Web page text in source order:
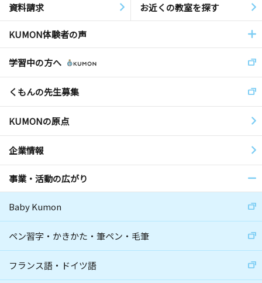
資料請求 お近くの教室を探す
KUMON体験者の声
学習中の方へ
くもんの先生募集
KUMONの原点
企業情報
事業・活動の広がり
Baby Kumon
ペン習字・かきかた・筆ペン・毛筆
フランス語・ドイツ語